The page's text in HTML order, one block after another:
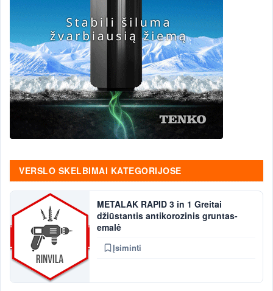
VERSLO SKELBIMAI KATEGORIJOSE
METALAK RAPID 3 in 1 Greitai
džiūstantis antikorozinis gruntas-
emalė
Įsiminti